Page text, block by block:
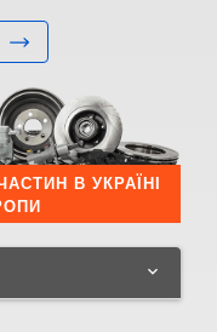
В УКРАЇНІ
keyboard_arrow_down